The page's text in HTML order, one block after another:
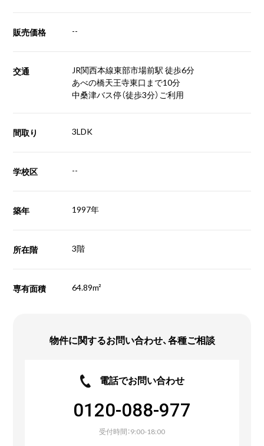
販売価格 --
交通
JR関西本線東部市場前駅 徒歩6分
あべの橋天王寺東口まで10分
中桑津バス停（徒歩3分）ご利用
間取り 3LDK
学校区 --
築年 1997年
所在階 3階
専有面積 64.89m²
物件に関するお問い合わせ、各種ご相談
電話でお問い合わせ
0120-088-977
受付時間：9:00-18:00